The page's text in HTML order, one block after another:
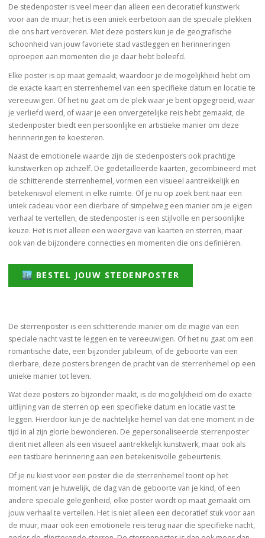
De stedenposter is veel meer dan alleen een decoratief kunstwerk
voor aan de muur; het is een uniek eerbetoon aan de speciale plekken
die ons hart veroveren. Met deze posters kun je de geografische
schoonheid van jouw favoriete stad vastleggen en herinneringen
oproepen aan momenten die je daar hebt beleefd.
Elke poster is op maat gemaakt, waardoor je de mogelijkheid hebt om
de exacte kaart en sterrenhemel van een specifieke datum en locatie te
vereeuwigen. Of het nu gaat om de plek waar je bent opgegroeid, waar
je verliefd werd, of waar je een onvergetelijke reis hebt gemaakt, de
stedenposter biedt een persoonlijke en artistieke manier om deze
herinneringen te koesteren.
Naast de emotionele waarde zijn de stedenposters ook prachtige
kunstwerken op zichzelf. De gedetailleerde kaarten, gecombineerd met
de schitterende sterrenhemel, vormen een visueel aantrekkelijk en
betekenisvol element in elke ruimte. Of je nu op zoek bent naar een
uniek cadeau voor een dierbare of simpelweg een manier om je eigen
verhaal te vertellen, de stedenposter is een stijlvolle en persoonlijke
keuze. Het is niet alleen een weergave van kaarten en sterren, maar
ook van de bijzondere connecties en momenten die ons definiëren.
🏙️ BESTEL JOUW STEDENPOSTER
De sterrenposter is een schitterende manier om de magie van een
speciale nacht vast te leggen en te vereeuwigen. Of het nu gaat om een
romantische date, een bijzonder jubileum, of de geboorte van een
dierbare, deze posters brengen de pracht van de sterrenhemel op een
unieke manier tot leven.
Wat deze posters zo bijzonder maakt, is de mogelijkheid om de exacte
uitlijning van de sterren op een specifieke datum en locatie vast te
leggen. Hierdoor kun je de nachtelijke hemel van dat ene moment in de
tijd in al zijn glorie bewonderen. De gepersonaliseerde sterrenposter
dient niet alleen als een visueel aantrekkelijk kunstwerk, maar ook als
een tastbare herinnering aan een betekenisvolle gebeurtenis.
Of je nu kiest voor een poster die de sterrenhemel toont op het
moment van je huwelijk, de dag van de geboorte van je kind, of een
andere speciale gelegenheid, elke poster wordt op maat gemaakt om
jouw verhaal te vertellen. Het is niet alleen een decoratief stuk voor aan
de muur, maar ook een emotionele reis terug naar die specifieke nacht,